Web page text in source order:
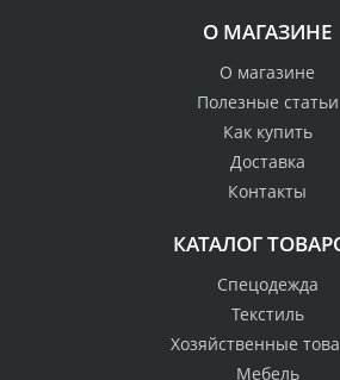
О МАГАЗИНЕ
О магазине
Полезные статьи
Как купить
Доставка
Контакты
КАТАЛОГ
Спецодежда
Текстиль
Хозяйственные
Мебель